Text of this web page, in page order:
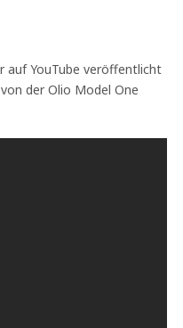
auf YouTube veröffentlicht
der Olio Model One